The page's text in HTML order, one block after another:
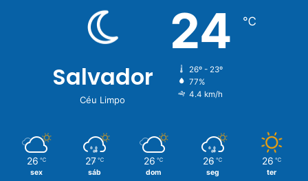
Salvador
Céu Limpo
24 ℃
26º - 23º
77%
4.4 km/h
26 ℃
sex
27 ℃
sáb
26 ℃
dom
26 ℃
seg
26 ℃
ter